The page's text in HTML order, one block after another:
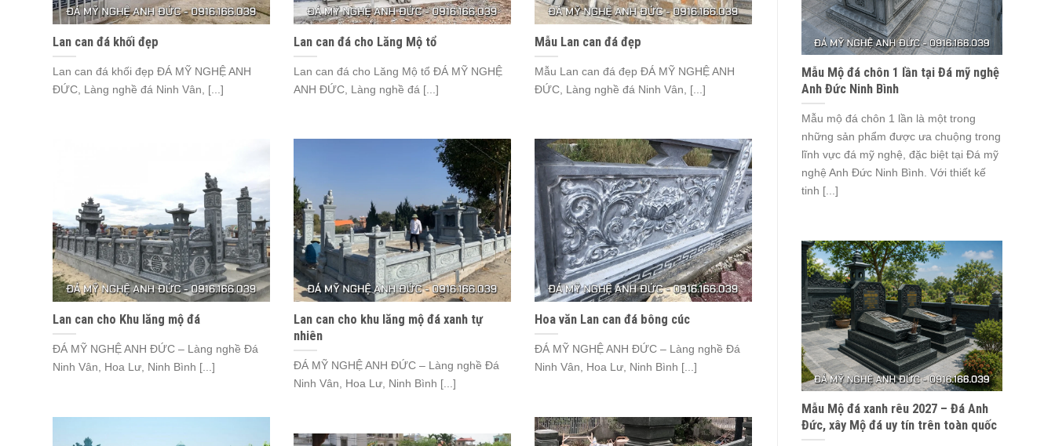
Lan can đá khối đẹp
Lan can đá khối đẹp ĐÁ MỸ NGHỆ ANH
ĐỨC, Làng nghề đá Ninh Vân, [...]
Lan can đá cho Lăng Mộ tổ
Lan can đá cho Lăng Mộ tổ ĐÁ MỸ NGHỆ
ANH ĐỨC, Làng nghề đá [...]
Mẫu Lan can đá đẹp
Mẫu Lan can đá đẹp ĐÁ MỸ NGHỆ ANH
ĐỨC, Làng nghề đá Ninh Vân, [...]
Lan can cho Khu lăng mộ đá
ĐÁ MỸ NGHỆ ANH ĐỨC – Làng nghề Đá
Ninh Vân, Hoa Lư, Ninh Bình [...]
Lan can cho khu lăng mộ đá xanh tự
nhiên
ĐÁ MỸ NGHỆ ANH ĐỨC – Làng nghề Đá
Ninh Vân, Hoa Lư, Ninh Bình [...]
Hoa văn Lan can đá bông cúc
ĐÁ MỸ NGHỆ ANH ĐỨC – Làng nghề Đá
Ninh Vân, Hoa Lư, Ninh Bình [...]
Mẫu Mộ đá chôn 1 lần tại Đá mỹ nghệ
Anh Đức Ninh Bình
Mẫu mộ đá chôn 1 lần là một trong
những sản phẩm được ưa chuộng trong
lĩnh vực đá mỹ nghệ, đặc biệt tại Đá mỹ
nghệ Anh Đức Ninh Bình. Với thiết kế
tinh [...]
Mẫu Mộ đá xanh rêu 2027 – Đá Anh
Đức, xây Mộ đá uy tín trên toàn quốc